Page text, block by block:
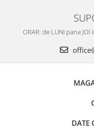
ORAR: de LUNI pana JOI
DATE